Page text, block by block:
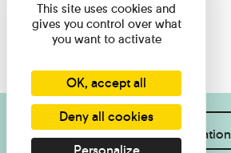
I want information
This site uses cookies and
gives you control over what
you want to activate
OK, accept all
Deny all cookies